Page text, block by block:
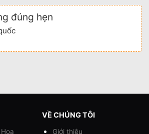
đúng hẹn
VỀ CHÚNG TÔI
Giới thiệu